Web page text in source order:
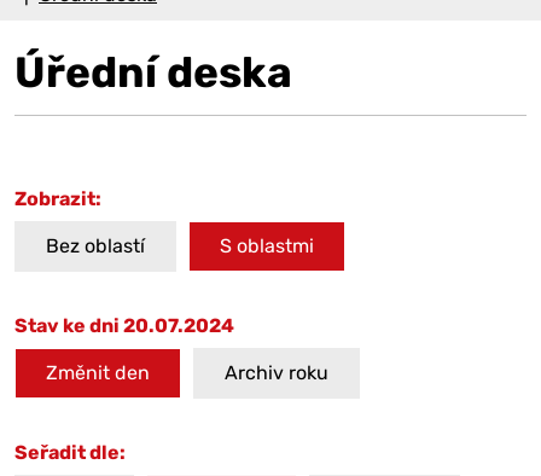
Úřední deska
Zobrazit:
Bez oblastí S oblastmi
Stav ke dni 20.07.2024
Změnit den Archiv roku
Seřadit dle: